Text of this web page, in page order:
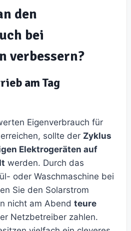
den
bei
verbessern?
am Tag
Eigenverbrauch für
sollte der Zyklus
Elektrogeräten auf
werden. Durch das
oder Waschmaschine bei
Sie den Solarstrom
nicht am Abend teure
Netzbetreiber zahlen.